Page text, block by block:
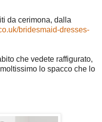
da cerimona, dalla
bridesmaid-dresses-
che vedete raffigurato,
lo spacco che lo